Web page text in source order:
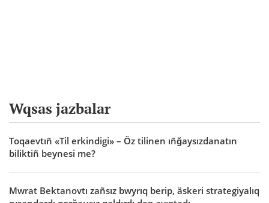
Wqsas jazbalar
Toqaevtıñ «Til erkindigi» – Öz tilinen ıñğaysızdanatın
biliktiñ beynesi me?
Mwrat Bektanovtı zañsız bwyrıq berip, äskeri strategiyalıq